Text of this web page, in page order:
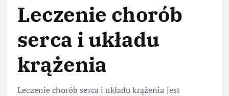
Leczenie chorób
serca i układu
krążenia
Leczenie chorób serca i układu krążenia jest